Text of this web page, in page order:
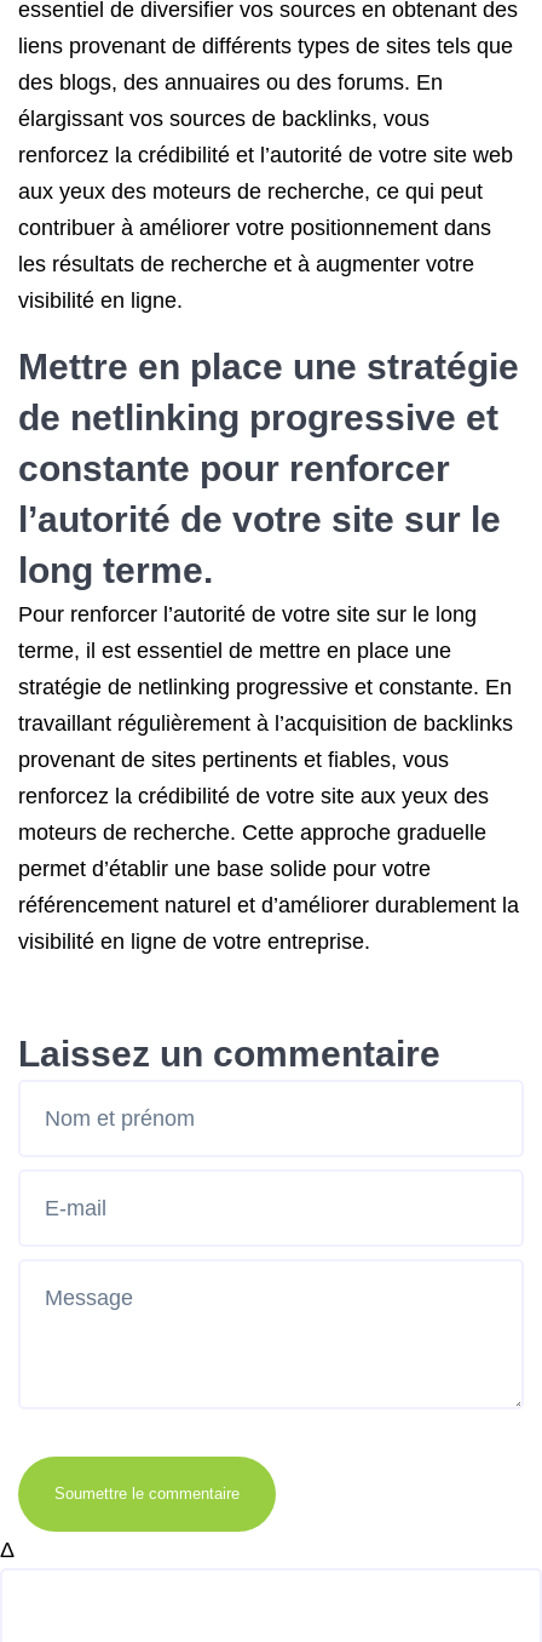
essentiel de diversifier vos sources en obtenant des
liens provenant de différents types de sites tels que
des blogs, des annuaires ou des forums. En
élargissant vos sources de backlinks, vous
renforcez la crédibilité et l’autorité de votre site web
aux yeux des moteurs de recherche, ce qui peut
contribuer à améliorer votre positionnement dans
les résultats de recherche et à augmenter votre
visibilité en ligne.
Mettre en place une stratégie
de netlinking progressive et
constante pour renforcer
l’autorité de votre site sur le
long terme.
Pour renforcer l’autorité de votre site sur le long
terme, il est essentiel de mettre en place une
stratégie de netlinking progressive et constante. En
travaillant régulièrement à l’acquisition de backlinks
provenant de sites pertinents et fiables, vous
renforcez la crédibilité de votre site aux yeux des
moteurs de recherche. Cette approche graduelle
permet d’établir une base solide pour votre
référencement naturel et d’améliorer durablement la
visibilité en ligne de votre entreprise.
Laissez un commentaire
Soumettre le commentaire
Δ